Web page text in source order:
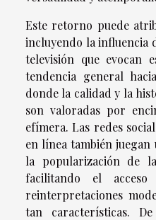
Este retorno puede
incluyendo la influencia
televisión que evocan
tendencia general
donde la calidad y la
son valoradas por
efímera. Las redes
en línea también
la popularización de
facilitando el
reinterpretaciones
tan características.